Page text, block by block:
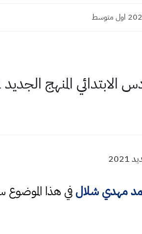
مهدي شلالفي هذا